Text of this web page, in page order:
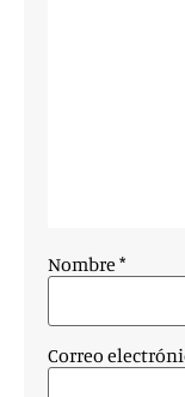
Nombre *
Correo